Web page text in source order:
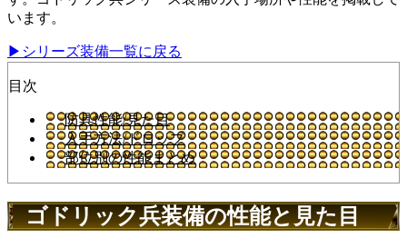
います。
▶シリーズ装備一覧に戻る
目次
防具性能/見た目
入手方法/ドロップ
部位別の性能まとめ
ゴドリック兵装備の性能と見た目